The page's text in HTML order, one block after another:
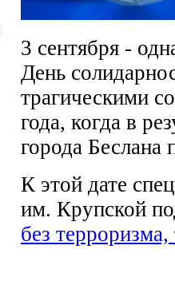
3 сентября -
День
трагическими
года, когда в
города Беслана
К этой дате
им. Крупской
без